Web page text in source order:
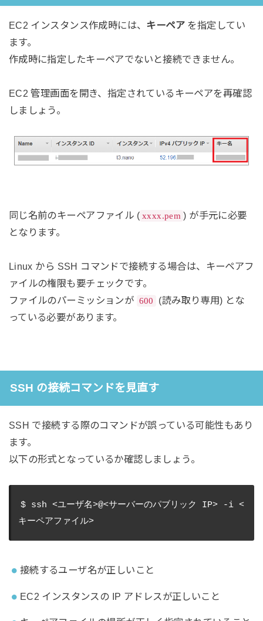
EC2 インスタンス作成時には、 キーペア を指定してい
ます。
作成時に指定したキーペアでないと接続できません。
EC2 管理画面を開き、指定されているキーペアを再確認
しましょう。
同じ名前のキーペアファイル ( xxxx.pem ) が手元に必要
となります。
Linux から SSH コマンドで接続する場合は、キーペアフ
ァイルの権限も要チェックです。
ファイルのパーミッションが 600
(読み取り専用) とな
っている必要があります。
SSH の接続コマンドを見直す
SSH で接続する際のコマンドが誤っている可能性もあり
ます。
以下の形式となっているか確認しましょう。
$ ssh <ユーザ名>@<サーバーのパブリック IP> -i <
接続するユーザ名が正しいこと
EC2 インスタンスの IP アドレスが正しいこと